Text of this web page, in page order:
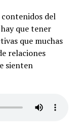
del
que tener
que muchas
relaciones
sienten